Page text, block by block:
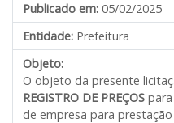
Publicado em: 05/02/2025
Entidade: Prefeitura
Objeto:
O objeto da presente
REGISTRO DE PREÇOS
de empresa para